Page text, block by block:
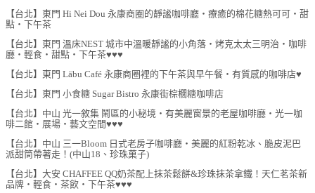
【台北】東門 Hi Nei Dou 永康商圈的靜謐咖啡廳‧療癒的棉花糖熱可可‧甜
點‧下午茶
【台北】東門 溫床NEST 城市中溫暖靜謐的小角落‧烤克太太三明治‧咖啡
廳‧輕食‧甜點‧下午茶♥♥♥
【台北】東門 Läbu Café 永康商圈裡的下午茶與早午餐‧有質感的咖啡店♥
【台北】東門 小食糖 Sugar Bistro 永康街棕櫚糖咖啡店
【台北】中山 光一敘集 鬧區的小秘境‧有美麗窗景的老屋咖啡廳‧光一咖
啡二館‧展場‧藝文空間♥♥♥
【台北】中山 三一Bloom 日式老房子咖啡廳‧美麗的紅粉乾冰、脆皮泥巴
派甜筒帶著走！(中山18、珍珠菓子)
【台北】大安 CHAFFEE QQ奶茶配上抹茶鬆餅&珍珠抹茶拿鐵！天仁茗茶新
品牌‧輕食‧茶飲‧下午茶♥♥♥